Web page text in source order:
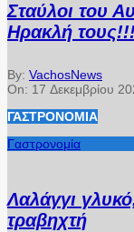
Σταύλοι του
Ηρακλή
By: VachosNews
On: 17 Δεκεμβρίου
ΓΑΣΤΡΟΝΟΜΊΑ
Γαστρονομία
Λαλάγγι
τραβηχτή